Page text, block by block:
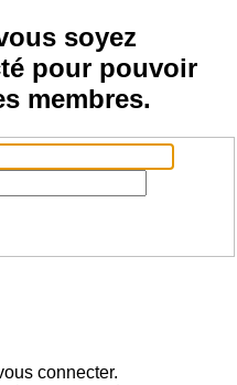
soyez
pour pouvoir
membres.
connecter.